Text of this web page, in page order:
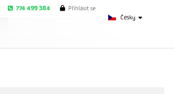
Česky
774 499 384 Přihlásit se